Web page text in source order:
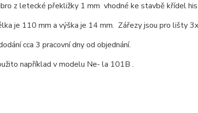
z letecké překližky 1 mm vhodné ke stavbě křídel
je 110 mm a výška je 14 mm. Zářezy jsou pro lišty
cca 3 pracovní dny od objednání.
například v modelu Ne- la 101B .